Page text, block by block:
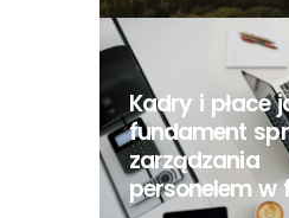
Kadry i płace
fundament
zarządzania
personelem w